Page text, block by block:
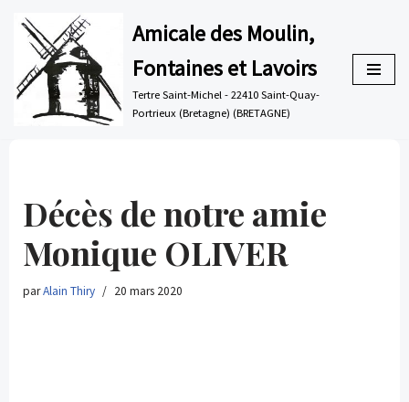
Aller
au
contenu
Amicale des Moulin,
Fontaines et Lavoirs
Tertre Saint-Michel - 22410 Saint-Quay-
Portrieux (Bretagne) (BRETAGNE)
Décès de notre amie
Monique OLIVER
parAlain Thiry 20 mars 2020